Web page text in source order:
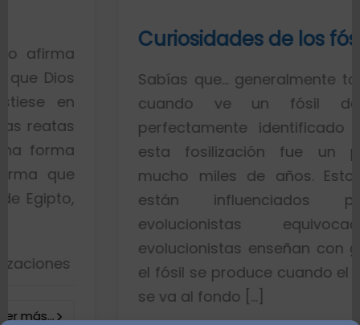
Curiosidades de los fósiles
Sabías que… generalmente toda la gente
cuando ve un fósil de un pez
perfectamente identificado piensa que
esta fosilización fue un proceso de
mucho miles de años. Esto es porque
están influenciados por ideas
evolucionistas equivocadas. Los
evolucionistas enseñan con gráficos que
el fósil se produce cuando el pez muere y
se va al fondo […]